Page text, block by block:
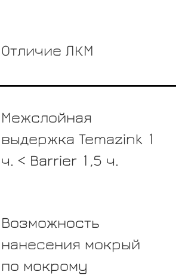
Отличие ЛКМ
Межслойная
выдержка Temazink 1
ч. < Barrier 1,5 ч.
Возможность
нанесения мокрый
по мокрому